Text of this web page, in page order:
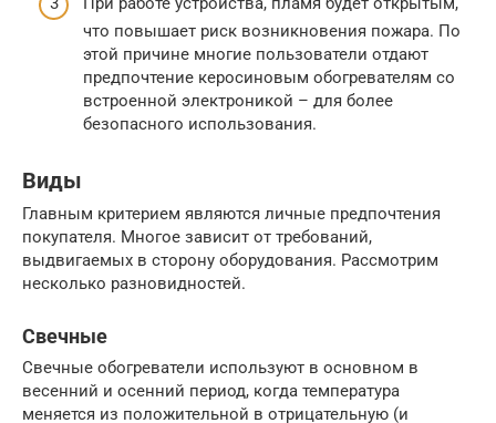
что повышает риск возникновения пожара. По
этой причине многие пользователи отдают
предпочтение керосиновым обогревателям со
встроенной электроникой – для более
безопасного использования.
Виды
Главным критерием являются личные предпочтения
покупателя. Многое зависит от требований,
выдвигаемых в сторону оборудования. Рассмотрим
несколько разновидностей.
Свечные
Свечные обогреватели используют в основном в
весенний и осенний период, когда температура
меняется из положительной в отрицательную (и